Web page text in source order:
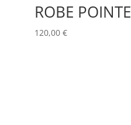
ROBE POINTE
120,00 €